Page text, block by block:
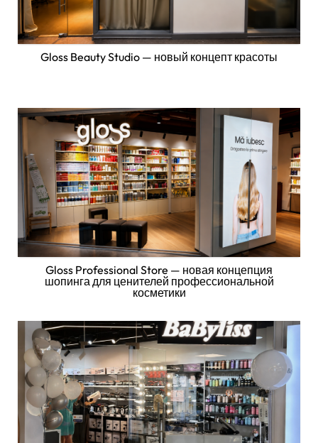
Gloss Beauty Studio — новый концепт красоты
Gloss Professional Store — новая концепция
шопинга для ценителей профессиональной
косметики